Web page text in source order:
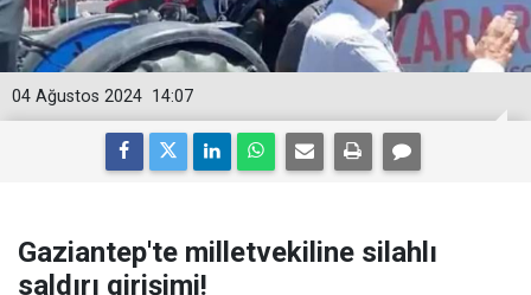
14:07
04 Ağustos 2024
Gaziantep'te milletvekiline silahlı
saldırı girişimi!